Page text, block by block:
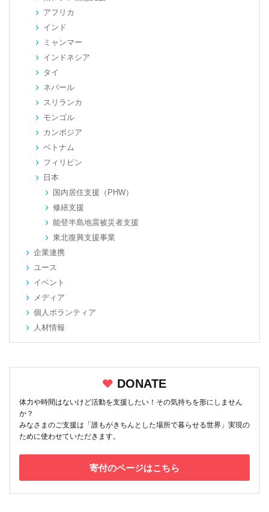
アフリカ
インド
ミャンマー
インドネシア
タイ
ネパール
スリランカ
モンゴル
カンボジア
ベトナム
フィリピン
日本
国内居住支援（PHW）
修繕支援
能登半島地震被災者支援
東北復興支援事業
企業連携
ユース
イベント
メディア
個人ボランティア
人材情報
DONATE
体力や時間はないけど活動を支援したい！その気持ちを形にしません
か？
みなさまのご支援は「誰もがきちんとした場所で暮らせる世界」実現の
ために使わせていただきます。
寄付のページはこちら